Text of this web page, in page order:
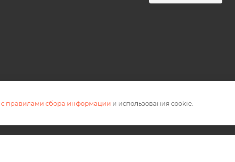
с правилами сбора информации и использования cookie.